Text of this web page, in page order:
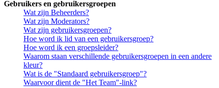
Gebruikers en gebruikersgroepen
Wat zijn Beheerders?
Wat zijn Moderators?
Wat zijn gebruikersgroepen?
Hoe word ik lid van een gebruikersgroep?
Hoe word ik een groepsleider?
Waarom staan verschillende gebruikersgroepen in een andere
kleur?
Wat is de "Standaard gebruikersgroep"?
Waarvoor dient de "Het Team"-link?